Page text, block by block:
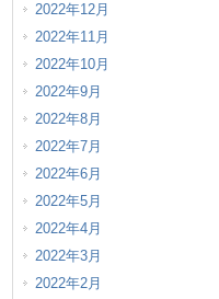
2022年12月
2022年11月
2022年10月
2022年9月
2022年8月
2022年7月
2022年6月
2022年5月
2022年4月
2022年3月
2022年2月